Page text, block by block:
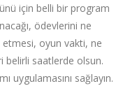
için belli bir program
ödevlerini ne
etmesi, oyun vakti, ne
belirli saatlerde olsun.
uygulamasını sağlayın.